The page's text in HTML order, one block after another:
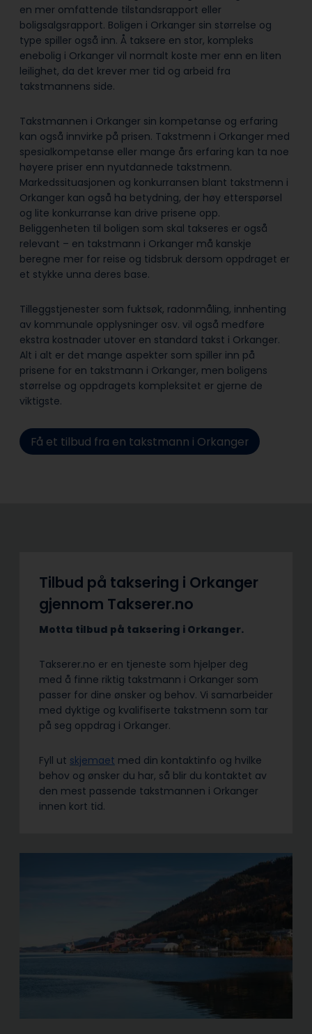
en mer omfattende tilstandsrapport eller
boligsalgsrapport. Boligen i Orkanger sin størrelse og
type spiller også inn. Å taksere en stor, kompleks
enebolig i Orkanger vil normalt koste mer enn en liten
leilighet, da det krever mer tid og arbeid fra
takstmannens side.
Takstmannen i Orkanger sin kompetanse og erfaring
kan også innvirke på prisen. Takstmenn i Orkanger med
spesialkompetanse eller mange års erfaring kan ta noe
høyere priser enn nyutdannede takstmenn.
Markedssituasjonen og konkurransen blant takstmenn i
Orkanger kan også ha betydning, der høy etterspørsel
og lite konkurranse kan drive prisene opp.
Beliggenheten til boligen som skal takseres er også
relevant – en takstmann i Orkanger må kanskje
beregne mer for reise og tidsbruk dersom oppdraget er
et stykke unna deres base.
Tilleggstjenester som fuktsøk, radonmåling, innhenting
av kommunale opplysninger osv. vil også medføre
ekstra kostnader utover en standard takst i Orkanger.
Alt i alt er det mange aspekter som spiller inn på
prisene for en takstmann i Orkanger, men boligens
størrelse og oppdragets kompleksitet er gjerne de
viktigste.
Få et tilbud fra en takstmann i Orkanger
Tilbud på taksering i Orkanger
gjennom Takserer.no
Motta tilbud på taksering i Orkanger.
Takserer.no er en tjeneste som hjelper deg
med å finne riktig takstmann i Orkanger som
passer for dine ønsker og behov. Vi samarbeider
med dyktige og kvalifiserte takstmenn som tar
på seg oppdrag i Orkanger.
Fyll ut skjemaet med din kontaktinfo og hvilke
behov og ønsker du har, så blir du kontaktet av
den mest passende takstmannen i Orkanger
innen kort tid.